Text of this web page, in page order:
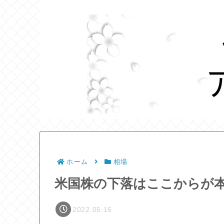
ホーム 相場
米国株の下落はここからが
2022.05.16